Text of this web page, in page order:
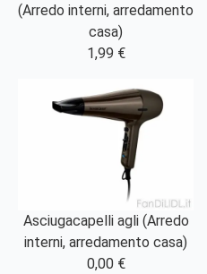
(Arredo interni, arredamento
casa)
1,99 €
Asciugacapelli agli (Arredo
interni, arredamento casa)
0,00 €